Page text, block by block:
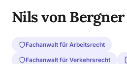
Nils von Bergner
Fachanwalt für Arbeitsrecht
Fachanwalt für Verkehrsrecht